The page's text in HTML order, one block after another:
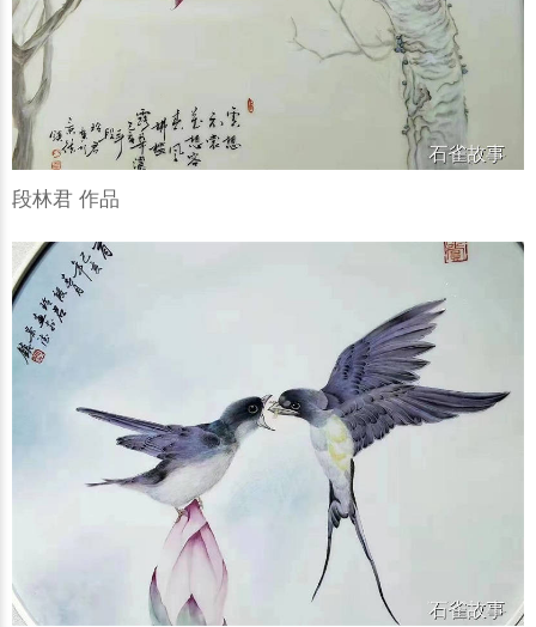
段林君 作品